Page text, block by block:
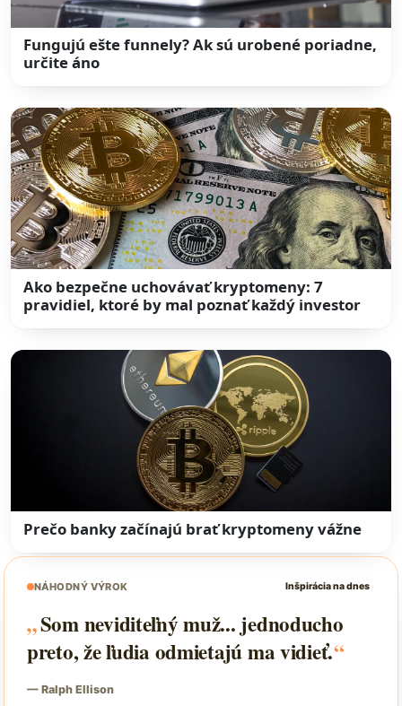
Fungujú ešte funnely? Ak sú urobené poriadne,
určite áno
Ako bezpečne uchovávať kryptomeny: 7
pravidiel, ktoré by mal poznať každý investor
Prečo banky začínajú brať kryptomeny vážne